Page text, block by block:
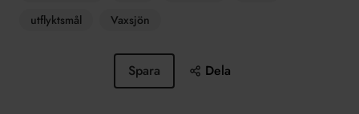
utflyktsmål
Vaxsjön
Spara Dela